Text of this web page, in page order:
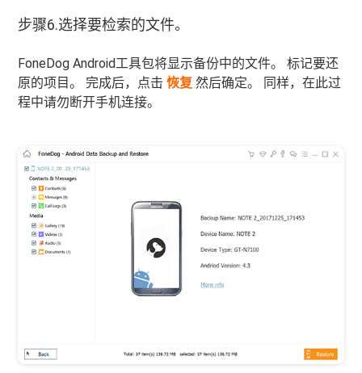
步骤6.选择要检索的文件。
FoneDog Android工具包将显示备份中的文件。 标记要还
原的项目。 完成后，点击恢复 然后确定。 同样，在此过
程中请勿断开手机连接。